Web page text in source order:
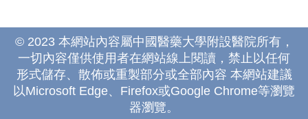
© 2023 本網站內容屬中國醫藥大學附設醫院所有，
一切內容僅供使用者在網站線上閱讀，禁止以任何
形式儲存、散佈或重製部分或全部內容 本網站建議
以Microsoft Edge、Firefox或Google Chrome等瀏覽
器瀏覽。